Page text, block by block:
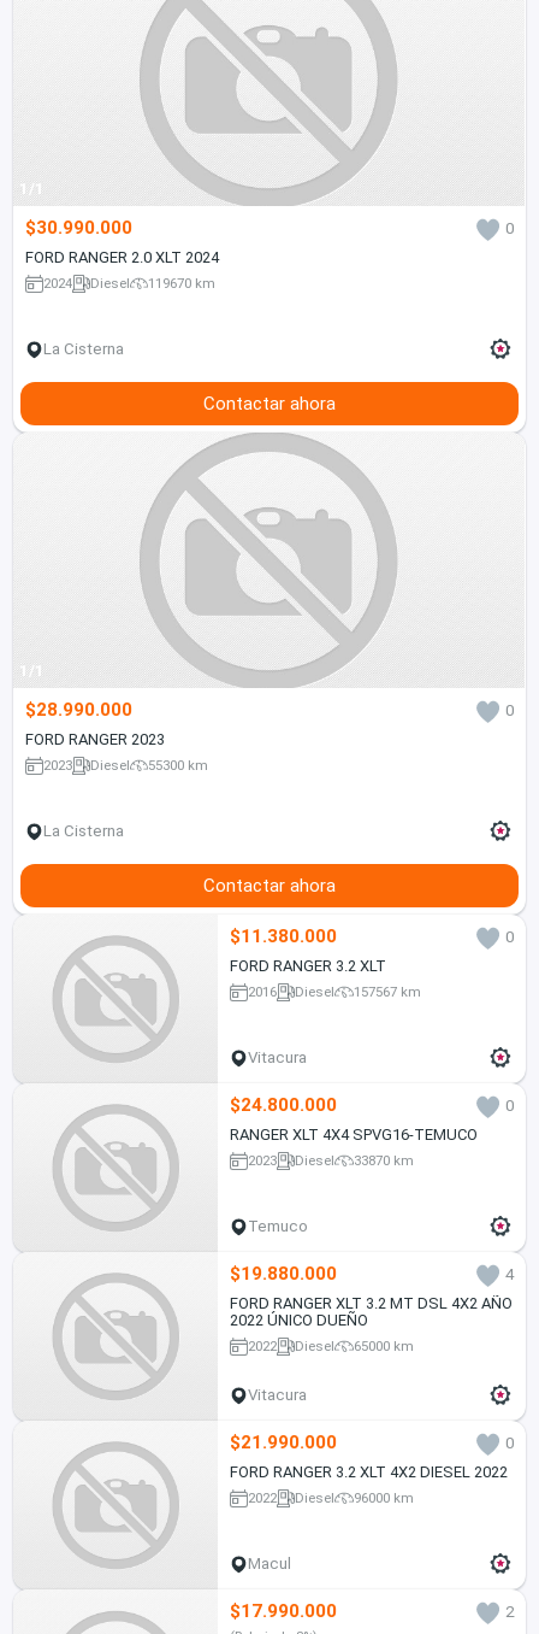
1/1
$30.990.000
0
FORD RANGER 2.0 XLT 2024
2024 Diesel 119670 km
La Cisterna
Contactar ahora
1/1
$28.990.000
0
FORD RANGER 2023
2023 Diesel 55300 km
La Cisterna
Contactar ahora
$11.380.000
0
FORD RANGER 3.2 XLT
2016 Diesel 157567 km
Vitacura
$24.800.000
0
RANGER XLT 4X4 SPVG16-TEMUCO
2023 Diesel 33870 km
Temuco
$19.880.000
4
FORD RANGER XLT 3.2 MT DSL 4X2 AÑO
2022 ÚNICO DUEÑO
2022 Diesel 65000 km
Vitacura
$21.990.000
0
FORD RANGER 3.2 XLT 4X2 DIESEL 2022
2022 Diesel 96000 km
Macul
$17.990.000 2